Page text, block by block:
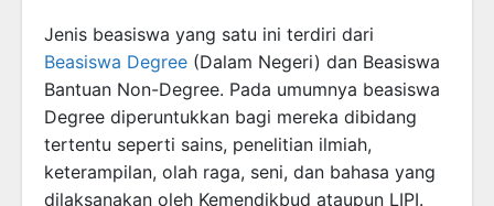
Jenis beasiswa yang satu ini terdiri dari
Beasiswa Degree (Dalam Negeri) dan Beasiswa
Bantuan Non-Degree. Pada umumnya beasiswa
Degree diperuntukkan bagi mereka dibidang
tertentu seperti sains, penelitian ilmiah,
keterampilan, olah raga, seni, dan bahasa yang
dilaksanakan oleh Kemendikbud ataupun LIPI.